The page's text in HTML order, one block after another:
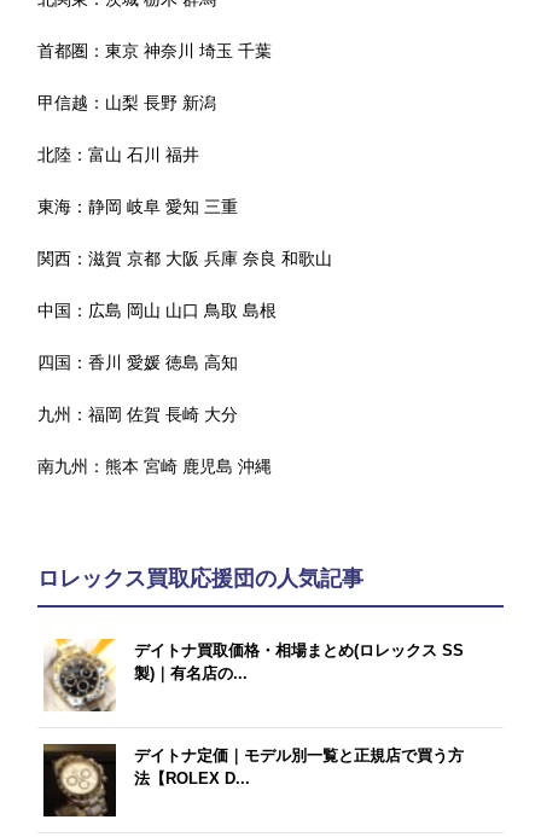
首都圏：東京 神奈川 埼玉 千葉
甲信越： 山梨 長野 新潟
北陸：富山 石川 福井
東海：静岡 岐阜 愛知 三重
関西：滋賀 京都 大阪 兵庫 奈良 和歌山
中国： 広島 岡山 山口 鳥取 島根
四国：香川 愛媛 徳島 高知
九州：福岡 佐賀 長崎 大分
南九州：熊本 宮崎 鹿児島 沖縄
ロレックス買取応援団の人気記事
デイトナ買取価格・相場まとめ(ロレックス SS
製)｜有名店の...
デイトナ定価｜モデル別一覧と正規店で買う方
法【ROLEX D...